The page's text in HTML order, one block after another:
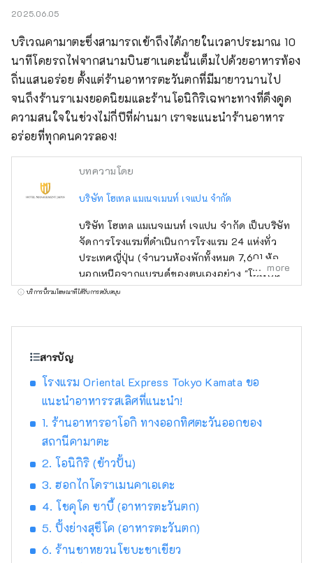
2025.06.05
บริเวณคามาตะซึ่งสามารถเข้าถึงได้ภายในเวลาประมาณ 10
นาทีโดยรถไฟจากสนามบินฮาเนดะนั้นเต็มไปด้วยอาหารท้อง
ถิ่นแสนอร่อย ตั้งแต่ร้านอาหารตะวันตกที่มีมายาวนานไป
จนถึงร้านราเมงยอดนิยมและร้านโอนิกิริเฉพาะทางที่ดึงดูด
ความสนใจในช่วงไม่กี่ปีที่ผ่านมา เราจะแนะนำร้านอาหาร
อร่อยที่ทุกคนควรลอง!
บทความโดย
บริษัท โฮเทล แมเนจเมนท์ เจแปน จำกัด
บริษัท โฮเทล แมเนจเมนท์ เจแปน จำกัด เป็นบริษัท
จัดการโรงแรมที่ดำเนินการโรงแรม 24 แห่งทั่ว
ประเทศญี่ปุ่น (จำนวนห้องพักทั้งหมด 7,601 ห้อง)
นอกเหนือจากแบรนด์ของตนเองอย่าง "โอเรียน
ทัล โฮเทล" และ "โรงแรมโอเรียนทัล เอ็กซ์เพรส"
more
บริการนี้รวมโฆษณาที่ได้รับการสนับสนุน
สารบัญ
โรงแรม Oriental Express Tokyo Kamata ขอ
แนะนำอาหารรสเลิศที่แนะนำ!
1. ร้านอาหารอาโอกิ ทางออกทิศตะวันออกของ
สถานีคามาตะ
2. โอนิกิริ (ข้าวปั้น)
3. ฮอกไกโดราเมนคาเอเดะ
4. โชคุโด ซาบี้ (อาหารตะวันตก)
5. ปิ้งย่างสุซึโค (อาหารตะวันตก)
6. ร้านชาหยวนโซบะชาเขียว